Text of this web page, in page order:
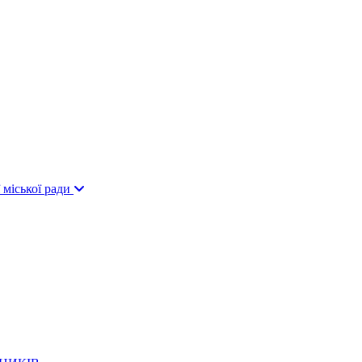
ради